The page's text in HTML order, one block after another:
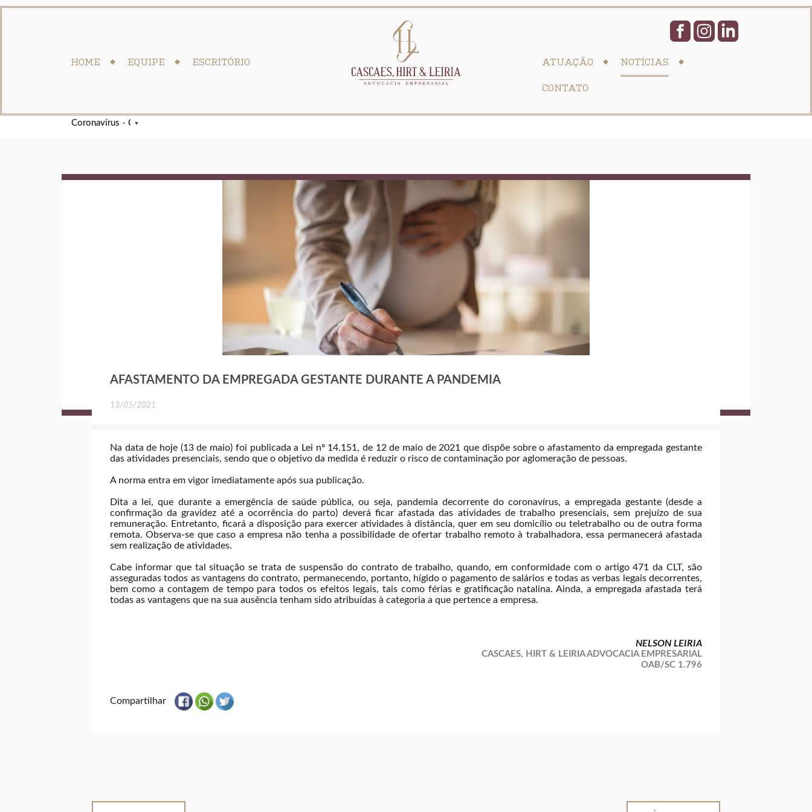
HOME EQUIPE ESCRITÓRIO ATUAÇÃO NOTÍCIAS
CONTATO
AFASTAMENTO DA EMPREGADA GESTANTE DURANTE A PANDEMIA
13/05/2021
Na data de hoje (13 de maio) foi publicada a Lei nº 14.151, de 12 de maio de 2021 que dispõe sobre o afastamento da empregada gestante
das atividades presenciais, sendo que o objetivo da medida é reduzir o risco de contaminação por aglomeração de pessoas.
A norma entra em vigor imediatamente após sua publicação.
Dita a lei, que durante a emergência de saúde pública, ou seja, pandemia decorrente do coronavírus, a empregada gestante (desde a
confirmação da gravidez até a ocorrência do parto) deverá ficar afastada das atividades de trabalho presenciais, sem prejuízo de sua
remuneração. Entretanto, ficará a disposição para exercer atividades à distância, quer em seu domicílio ou teletrabalho ou de outra forma
remota. Observa-se que caso a empresa não tenha a possibilidade de ofertar trabalho remoto à trabalhadora, essa permanecerá afastada
sem realização de atividades.
Cabe informar que tal situação se trata de suspensão do contrato de trabalho, quando, em conformidade com o artigo 471 da CLT, são
asseguradas todos as vantagens do contrato, permanecendo, portanto, hígido o pagamento de salários e todas as verbas legais decorrentes,
bem como a contagem de tempo para todos os efeitos legais, tais como férias e gratificação natalina. Ainda, a empregada afastada terá
todas as vantagens que na sua ausência tenham sido atribuídas à categoria a que pertence a empresa.
NELSON LEIRIA
CASCAES, HIRT & LEIRIA ADVOCACIA EMPRESARIAL
OAB/SC 1.796
Compartilhar